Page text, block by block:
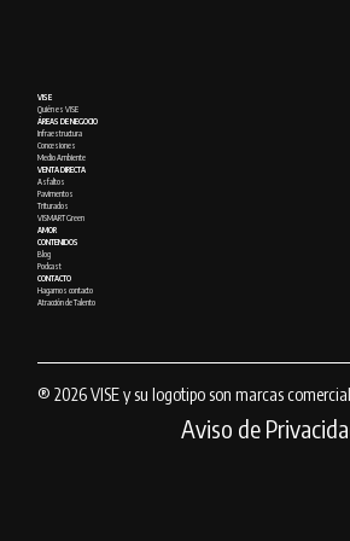
VISE
Quién es VISE
ÁREAS DE NEGOCIO
Infraestructura
Concesiones
Medio Ambiente
VENTA DIRECTA
Asfaltos
Pavimentos
Triturados
VISMART Green
AMOR
CONTENIDOS
Blog
Podcast
CONTACTO
Hagamos contacto
Atracción de Talento
® 2026 VISE y su logotipo son marcas
Aviso de